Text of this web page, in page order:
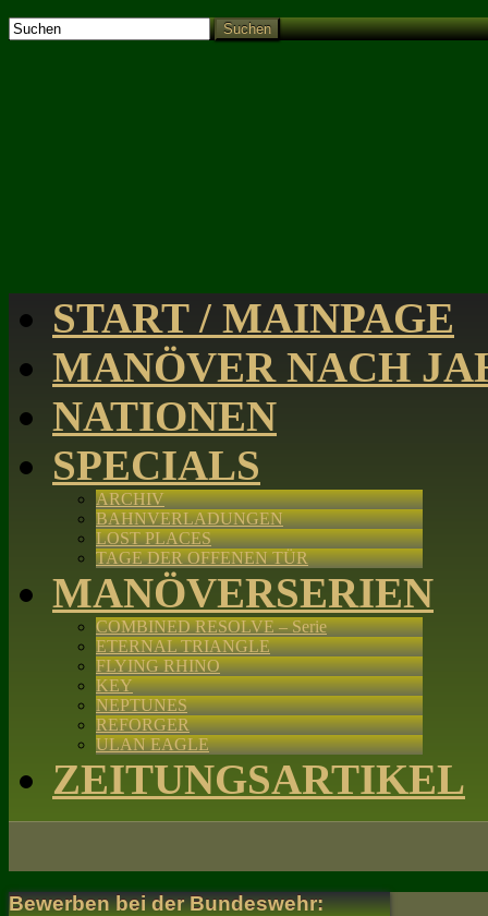
Suchen
START / MAINPAGE
MANÖVER NACH
NATIONEN
SPECIALS
ARCHIV
BAHNVERLADUNGEN
LOST PLACES
TAGE DER OFFENEN TÜR
MANÖVERSERIEN
COMBINED RESOLVE – Serie
ETERNAL TRIANGLE
FLYING RHINO
KEY
NEPTUNES
REFORGER
ULAN EAGLE
ZEITUNGSARTIKEL
Bewerben bei der Bundeswehr: